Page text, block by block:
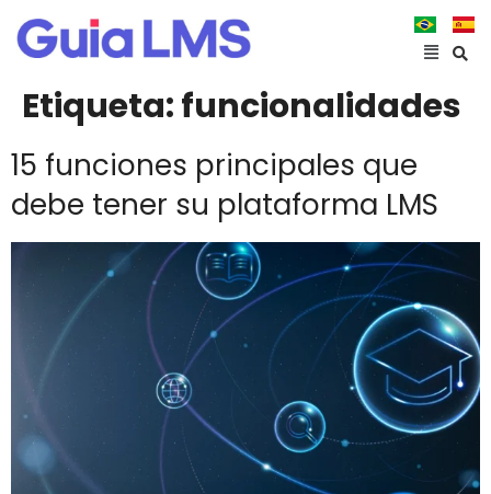
Etiqueta:funcionalidades
15 funciones principales que
debe tener su plataforma LMS